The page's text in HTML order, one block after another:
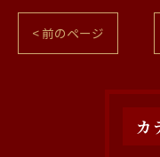
< 前のページ
カ